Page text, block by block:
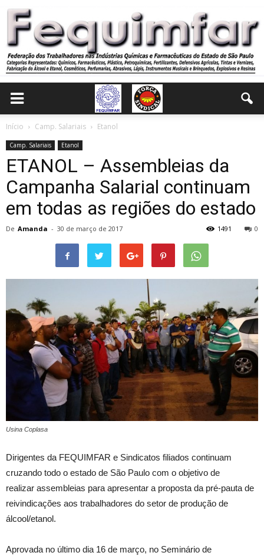
Início Camp. Salariais Etanol
Camp. Salariais Etanol
ETANOL – Assembleias da
Campanha Salarial continuam
em todas as regiões do estado
De Amanda - 30 de março de 2017 0
1491
Usina Coplasa
Dirigentes da FEQUIMFAR e Sindicatos filiados continuam
cruzando todo o estado de São Paulo com o objetivo de
realizar assembleias para apresentar a proposta da pré-pauta de
reivindicações aos trabalhadores do setor de produção de
álcool/etanol.
Aprovada no último dia 16 de março, no Seminário de